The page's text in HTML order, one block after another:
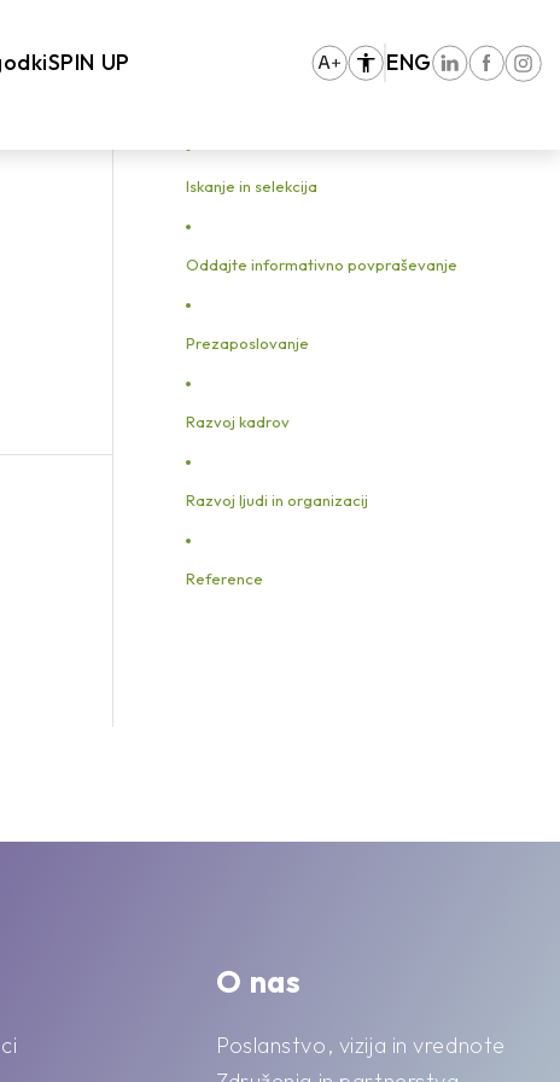
SPIN UP ENG
Iskanje in selekcija
Oddajte informativno povpraševanje
Prezaposlovanje
Razvoj kadrov
Razvoj ljudi in organizacij
Reference
O nas
Poslanstvo, vizija in vrednote